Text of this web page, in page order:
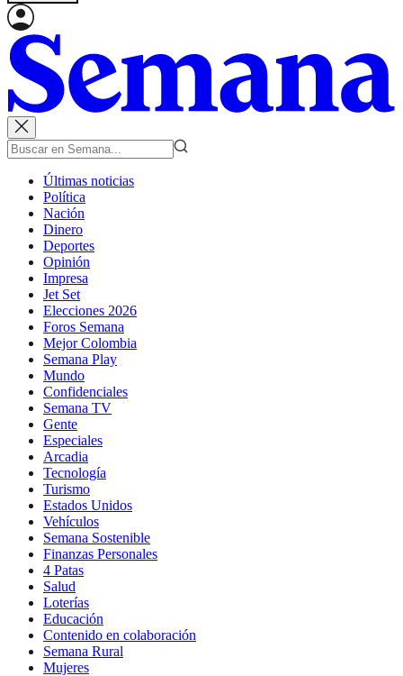
Últimas noticias
Política
Nación
Dinero
Deportes
Opinión
Impresa
Jet Set
Elecciones 2026
Foros Semana
Mejor Colombia
Semana Play
Mundo
Confidenciales
Semana TV
Gente
Especiales
Arcadia
Tecnología
Turismo
Estados Unidos
Vehículos
Semana Sostenible
Finanzas Personales
4 Patas
Salud
Loterías
Educación
Contenido en colaboración
Semana Rural
Mujeres